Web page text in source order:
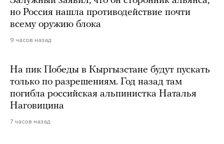
но Россия нашла противодействие почти
всему оружию блока
9 часов назад
На пик Победы в Кыргызстане будут пускать
только по разрешениям. Год назад там
погибла российская альпинистка Наталья
Наговицина
7 часов назад